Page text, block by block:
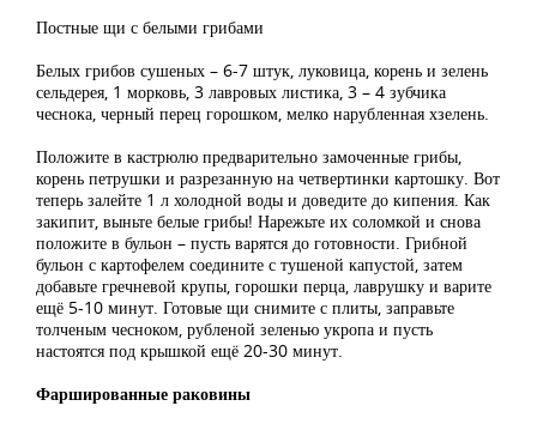
Постные щи с белыми грибами
Белых грибов сушеных – 6-7 штук, луковица, корень и зелень
сельдерея, 1 морковь, 3 лавровых листика, 3 – 4 зубчика
чеснока, черный перец горошком, мелко нарубленная хзелень.
Положите в кастрюлю предварительно замоченные грибы,
корень петрушки и разрезанную на четвертинки картошку. Вот
теперь залейте 1 л холодной воды и доведите до кипения. Как
закипит, выньте белые грибы! Нарежьте их соломкой и снова
положите в бульон – пусть варятся до готовности. Грибной
бульон с картофелем соедините с тушеной капустой, затем
добавьте гречневой крупы, горошки перца, лаврушку и варите
ещё 5-10 минут. Готовые щи снимите с плиты, заправьте
толченым чесноком, рубленой зеленью укропа и пусть
настоятся под крышкой ещё 20-30 минут.
Фаршированные раковины